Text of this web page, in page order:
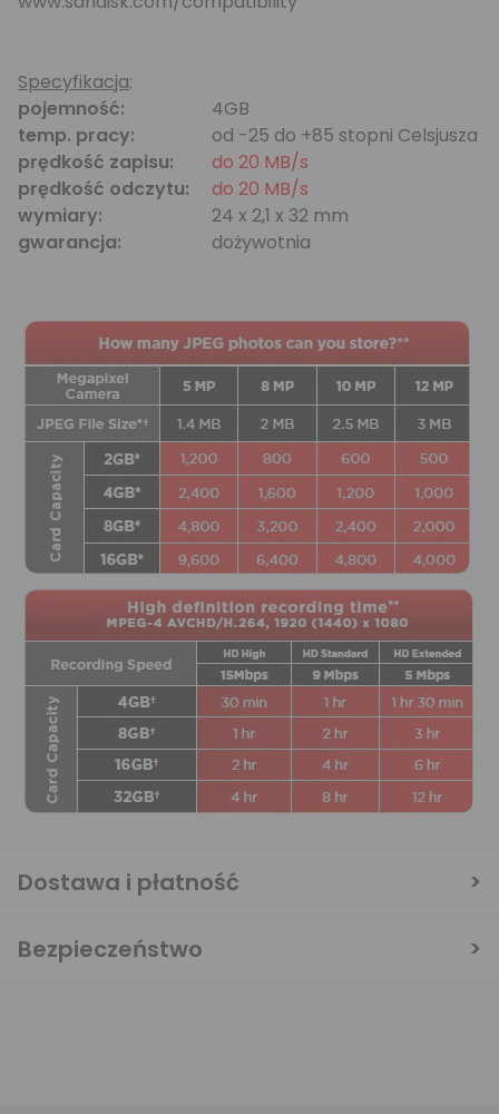
Specyfikacja:
pojemność:
4GB
temp. pracy:
od -25 do +85 stopni Celsjusza
prędkość zapisu:
do 20 MB/s
prędkość odczytu:
do 20 MB/s
wymiary:
24 x 2,1 x 32 mm
gwarancja:
dożywotnia
Dostawa i płatność
Bezpieczeństwo